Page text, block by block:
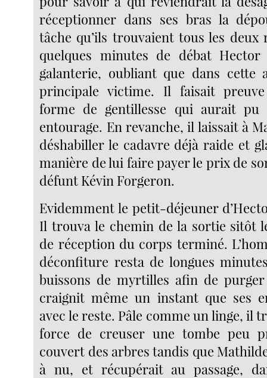
réceptionner dans ses bras la
tâche qu’ils trouvaient tous les deux
quelques minutes de débat
galanterie, oubliant que dans
principale victime. Il faisait preuve
forme de gentillesse qui aurait pu
entourage. En revanche, il laissait à
déshabiller le cadavre déjà raide et
manière de lui faire payer le prix de
défunt Kévin Forgeron.
Evidemment le petit-déjeuner
Il trouva le chemin de la sortie sitôt
de réception du corps terminé.
déconfiture resta de longues
buissons de myrtilles afin de
craignit même un instant que ses
avec le reste. Pâle comme un linge, il
force de creuser une tombe peu
couvert des arbres tandis que
à nu, et récupérait au passage,